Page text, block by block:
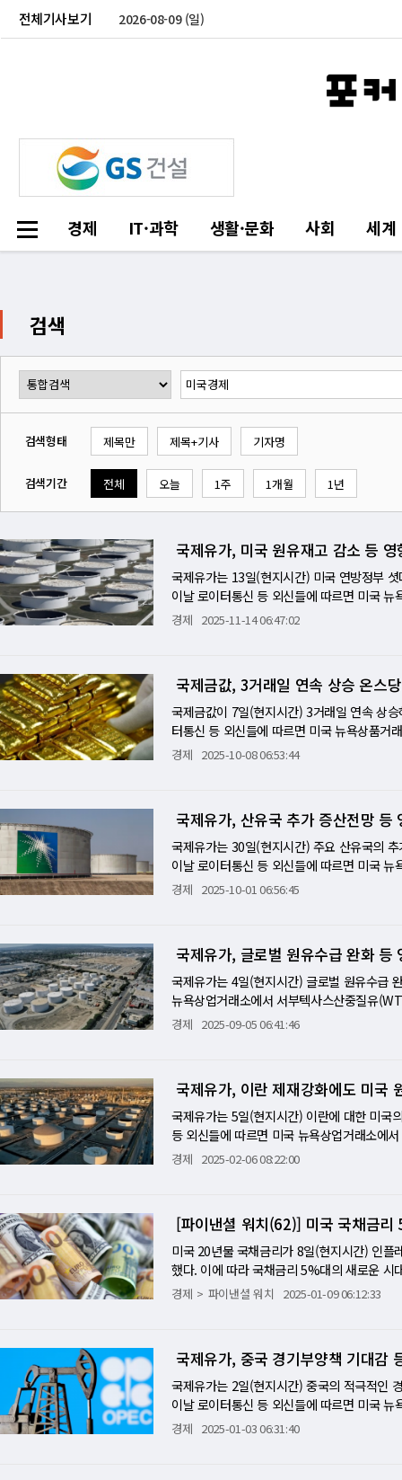
전체기사보기 2026-08-09 (일)
경제 IT·과학 생활·문화 사회 세계
검색
검색형태 제목만 제목+기사 기자명
검색기간 전체 오늘 1주 1개월 1년
국제유가, 미국 원유재고 감소 등 영
국제유가는 13일(현지시간) 미국 연방정부
이날 로이터통신 등 외신들에 따르면 미국
(20센트) 상승한 배럴당 58.69달러에 마감
주보다 감소한 것으로 나타났다. 원유재고
매수세가 강해졌다. WTI가 전거래일 4%이
도 국제유가를 끌어올린 요인으로 작용했다.
일 밤에 서명하면서 미국 연방정부 셧다운이
는 11월하순의 추수감사절까지 연방정부 셧
경제 2025-11-14 06:47:02
국제금값, 3거래일 연속 상승 온스
국제금값이 7일(현지시간) 3거래일 연속 상
터통신 등 외신들에 따르면 미국 뉴욕상품
를 마쳤다. 금 선물가격은 장중 일시 4014.6
때문으로 분석된다. 이와 함께 프랑스와 일
의 셧다운으로 미국경제의 건전성을 판단하
황 변화를 파악하는데 어려움을 토로하고
화하고 있다. 금리인하는 금리가 붙지 않는
여야당의 예산협의가 난항에 봉착해 재정건
의 조사및 금속전략책임자 니키 실즈는 “프
리고 있다”고 지적했다. 그는 이번 국제금값
및 기관투자자의 자금유입이라고 분석했다.
고치를 경신하는 상황에서 금매입 확대를 지
만삭스 그룹은 내년 12월 금가격전만을 온
경제 2025-10-08 06:53:44
국제유가, 산유국 추가 증산전망 등
국제유가는 30일(현지시간) 주요 산유국의
이날 로이터통신 등 외신들에 따르면 미국
7%(1.08달러) 내린 배럴당 62.37달러에 마
국이 오는 5일 회의를 여는 가운데 11월 증
루 50만배럴까지 증산폭이 확대될 수 있다
명에서 "이러한 주장은 전적으로 부정확하
아직 시작되지 않았다"고 밝혔다. 리포우오
개와 더불어 OPEC+가 시장에 추가 공급을
5년=100 기준)로 8월(97.8)보다 3.6포인트
방의회가 7주짜리 단기 지출법안(임시예산
려도 확산되고 있다. 스트레티직에너지앤이
나지 않은 상황에서 연방정부 폐쇄 우려는
안전자산인 국제금값은 안전자산 수요 증가
경제 2025-10-01 06:56:45
국제유가, 글로벌 원유수급 완화 등
국제유가는 4일(현지시간) 글로벌 원유수급
뉴욕상업거래소에서 서부텍사스산중질유
감됐다. 글로벌 벤치마크인 북해산 브렌트
협의체인 OPEC플러스(+)가 오는 7일 예정
으로 작용했다. 알렉산드르 노박 러시아 부
결과에 대한 관망세가 강해졌다. 또한 미국
보업체 오토매틱데이터프로세싱(ADP) 8월
우존스통신이 집계한 시장예상치(7만5000
한 발언이 원유공급 감소 우려로 이어지며
등 EU정상들과의 전화회담에서 EU가 우크
다고 전했다. 한편 대표적인 안전자산인 국
했다. 이날 뉴욕상품거래소에서 12월물 가
경제 2025-09-05 06:41:46
국제유가, 이란 제재강화에도 미국
국제유가는 5일(현지시간) 이란에 대한 미국
등 외신들에 따르면 미국 뉴욕상업거래소에
럴당 71.03달러에 마감됐다. 북해산 브렌트
다. 전망치(120만배럴)의 2배에 달한다. 뉴
수요가 없다"면서 "정유업체들은 휘발유에
의 이란 제재는 국제유가 상승폭을 제한했다
는 한편 기존 제재 위반에 대한 대응을 강화
이란의 석유 수출은 '제로(0)'였던 시기도 있
다"고 분석했다. SEB의 수석 상품 분석가인
을 줄 것이라는 우려가 커지는 한편 이란의
미중간 무역분쟁도 국제유가 하락요인으로
중국은 석탄과 액화천연가스(LNG) 등에 보
키고 원유 수요에 악영향을 미칠 것이라는
경제 2025-02-06 08:22:00
[파이낸셜 워치(62)] 미국 국채금리
미국 20년물 국채금리가 8일(현지시간) 인
했다. 이에 따라 국채금리 5%대의 새로운 시
등 외신들에 따르면 인플레 우려로 전세계에
월 미국의 민간부문 고용과 임금 성장이 둔
통령의 정책이 물가상승 압력을 재연시켜 재
된 경제 데이터도 미국경제가 견고한다는 사
ME그룹의 페드워치에 따르면 현재 금리선
있다. 20년물 국채는 지난 2020년에 재도입
경제 파이낸셜 워치 2025-01-09 06:12:33
국제유가, 중국 경기부양책 기대감
국제유가는 2일(현지시간) 중국의 적극적인
이날 로이터통신 등 외신들에 따르면 미국
0%(1.41달러) 오른 배럴당 73.13달러에 마
경제 2025-01-03 06:31:40